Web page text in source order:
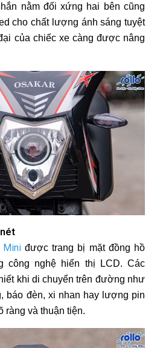
nằm đối xứng hai bên cũng
cho chất lượng ánh sáng tuyệt
của chiếc xe càng được nâng
Miniđược trang bị mặt đồng hồ
công nghệ hiển thị LCD. Các
khi di chuyển trên đường như
báo đèn, xi nhan hay lượng pin
ràng và thuận tiện.